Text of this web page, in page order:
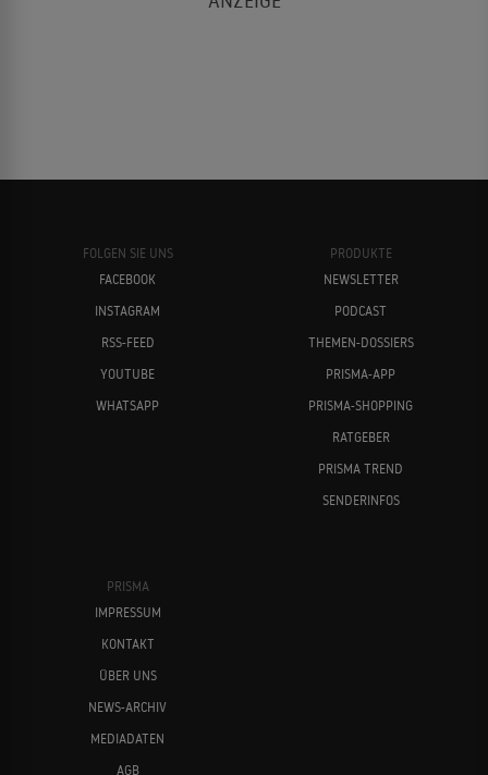
FOLGEN SIE UNS
FACEBOOK
INSTAGRAM
RSS-FEED
YOUTUBE
WHATSAPP
PRODUKTE
NEWSLETTER
PODCAST
THEMEN-DOSSIERS
PRISMA-APP
PRISMA-SHOPPING
RATGEBER
PRISMA TREND
SENDERINFOS
PRISMA
IMPRESSUM
KONTAKT
ÜBER UNS
NEWS-ARCHIV
MEDIADATEN
AGB